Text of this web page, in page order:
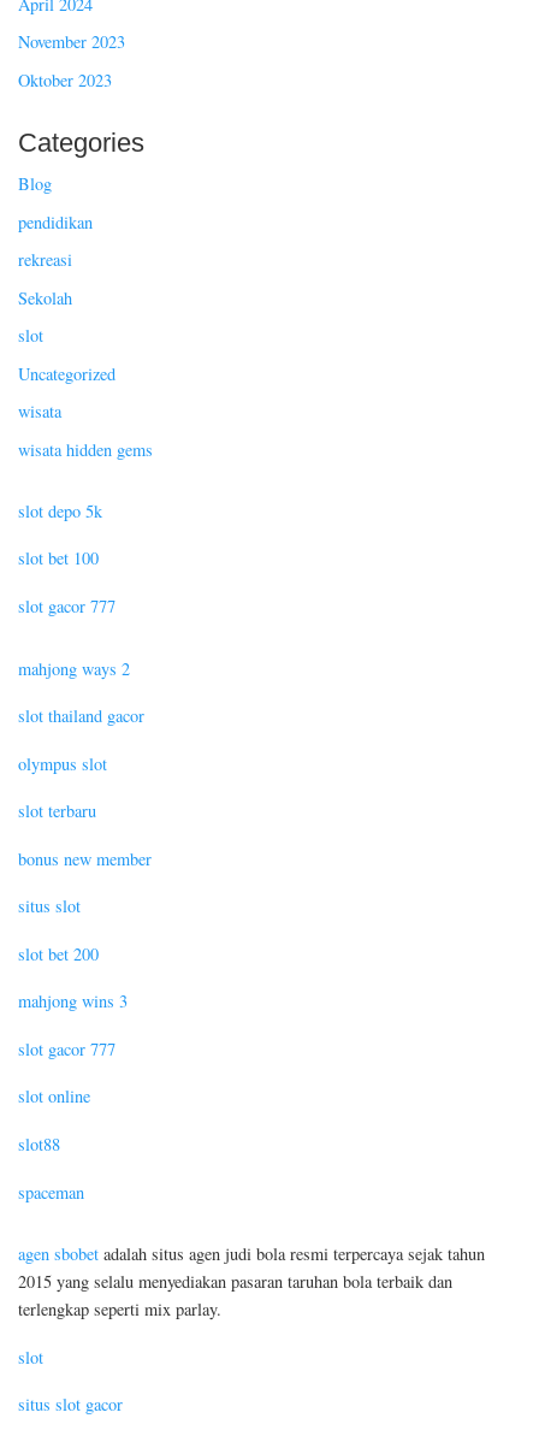
November 2023
Oktober 2023
Categories
Blog
pendidikan
rekreasi
Sekolah
slot
Uncategorized
wisata
wisata hidden gems
slot depo 5k
slot bet 100
slot gacor 777
mahjong ways 2
slot thailand gacor
olympus slot
slot terbaru
bonus new member
situs slot
slot bet 200
mahjong wins 3
slot gacor 777
slot online
slot88
spaceman
agen sbobet adalah situs agen judi bola resmi terpercaya sejak tahun
2015 yang selalu menyediakan pasaran taruhan bola terbaik dan
terlengkap seperti mix parlay.
slot
situs slot gacor